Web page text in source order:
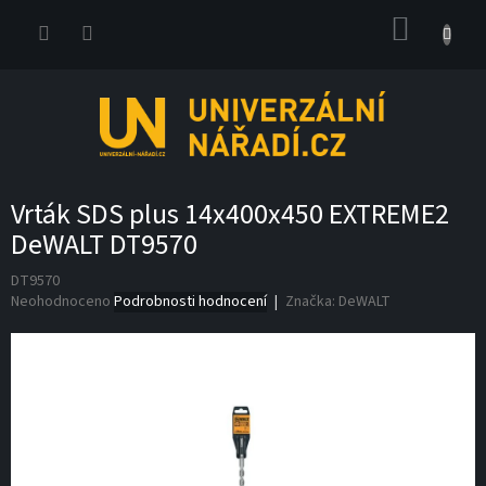
Vrták SDS plus 14x400x450 EXTREME2
DeWALT DT9570
DT9570
Průměrné
Neohodnoceno Podrobnosti hodnocení Značka: DeWALT